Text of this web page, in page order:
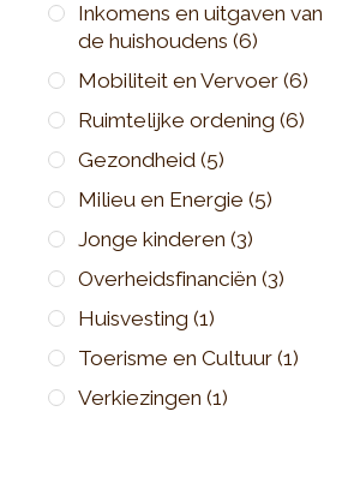
Inkomens en uitgaven van
de huishoudens (6)
Mobiliteit en Vervoer (6)
Ruimtelijke ordening (6)
Gezondheid (5)
Milieu en Energie (5)
Jonge kinderen (3)
Overheidsfinanciën (3)
Huisvesting (1)
Toerisme en Cultuur (1)
Verkiezingen (1)